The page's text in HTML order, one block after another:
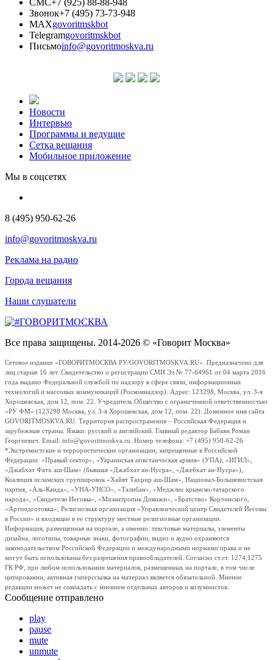
Звонок+7 (495) 73-73-948
MAXgovoritmskbot
Telegramgovoritmskbot
Письмоinfo@govoritmoskva.ru
Новости
Интервью
Программы и ведущие
Сетка вещания
Мобильное приложение
Мы в соцсетях
8 (495) 950-62-26
info@govoritmoskva.ru
Реклама на радио
Города вещания
Наши слушатели
Все права защищены. 2014-2026 © «Говорит Москва»
Сетевое издание «ГОВОРИТМОСКВА.РУ/GOVORITMOSKVA.RU». Предназначено для
лиц старше 16 лет. Свидетельство о регистрации СМИ Эл № 77-64961 от 04 марта 2016
года выдано Федеральной службой по надзору в сфере связи, информационных
технологий и массовых коммуникаций (Роскомнадзор). Адрес: 123298, Москва, ул. 3-я
Хорошевская, дом 12, пом. 22. Учредитель Общество с ограниченной ответственностью
«РУ ФМ» (123298 Москва, ул. 3-я Хорошевская, дом 12, пом. 22). Доменное имя сайта
GOVORITMOSKVA.RU. Территория распространения – Российская Федерация и
зарубежные страны. Языки: русский и английский. Главный редактор Бабаян Роман
Георгиевич. Email: info@govoritmoskva.ru. Номер телефона: +7 (495) 950-62-26
*Экстремистские и террористические организации, запрещенные в Российской
Федерации: «Правый сектор», «Украинская повстанческая армия» (УПА), «ИГИЛ»,
«Джабхат Фатх аш-Шам» (бывшая «Джабхат ан-Нусра», «Джебхат ан-Нусра»),
Коалиция исламских группировок «Хайят Тахрир аш-Шам», Национал-Большевистская
партия, «Аль-Каида», «УНА-УНСО», «Талибан», «Меджлис крымско-татарского
народа», «Свидетели Иеговы», «Мизантропик Дивижн», «Братство» Корчинского,
«Артподготовка», Религиозная организация «Управленческий центр Свидетелей Иеговы
в России» и входящие в ее структуру местные религиозные организации.
Информация, размещенная на портале, а именно: текстовые материалы, элементы
дизайна, логотипы, товарные знаки, фотографии, видео и аудио охраняются
законодательством Российской Федерации и международными нормами права и не
могут быть использованы без разрешения правообладателей. Согласно ст.ст. 1274,1275
ГК РФ, при любом использовании материалов, размещенных на портале, в том числе
цитировании, активная гиперссылка на материал является обязательной. Мнение
редакции может не совпадать с мнением отдельных авторов и колумнистов.
Сообщение отправлено
play
pause
mute
unmute